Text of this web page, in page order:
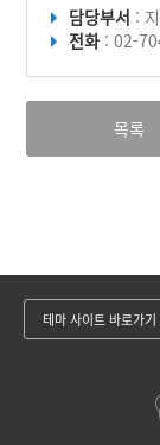
담당부서 :
전화 : 02-
목록
테마 사이트 바로가기